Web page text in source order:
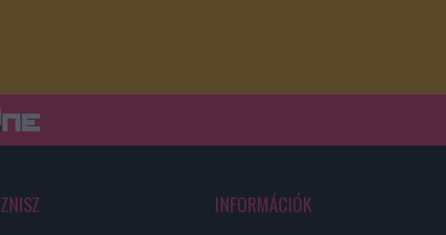
INFORMÁCIÓK